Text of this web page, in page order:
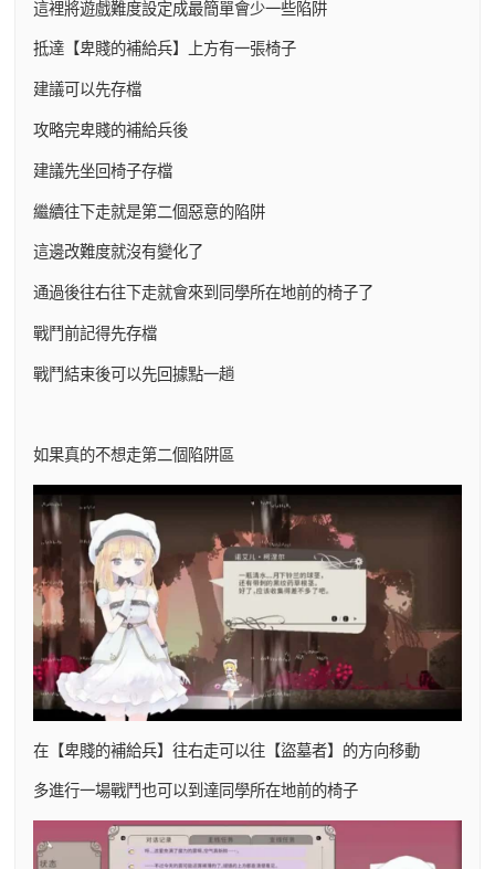
這裡將遊戲難度設定成最簡單會少一些陷阱
抵達【卑賤的補給兵】上方有一張椅子
建議可以先存檔
攻略完卑賤的補給兵後
建議先坐回椅子存檔
繼續往下走就是第二個惡意的陷阱
這邊改難度就沒有變化了
通過後往右往下走就會來到同學所在地前的椅子了
戰鬥前記得先存檔
戰鬥結束後可以先回據點一趟
如果真的不想走第二個陷阱區
在【卑賤的補給兵】往右走可以往【盜墓者】的方向移動
多進行一場戰鬥也可以到達同學所在地前的椅子